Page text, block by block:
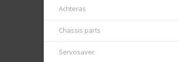
Achteras
Chassis parts
Servosaver